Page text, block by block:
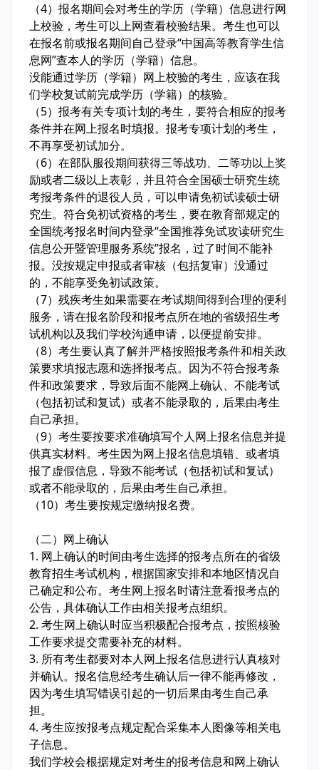
（4）报名期间会对考生的学历（学籍）信息进行网
上校验，考生可以上网查看校验结果。考生也可以
在报名前或报名期间自己登录“中国高等教育学生信
息网”查本人的学历（学籍）信息。
没能通过学历（学籍）网上校验的考生，应该在我
们学校复试前完成学历（学籍）的核验。
（5）报考有关专项计划的考生，要符合相应的报考
条件并在网上报名时填报。报考专项计划的考生，
不再享受初试加分。
（6）在部队服役期间获得三等战功、二等功以上奖
励或者二级以上表彰，并且符合全国硕士研究生统
考报考条件的退役人员，可以申请免初试读硕士研
究生。符合免初试资格的考生，要在教育部规定的
全国统考报名时间内登录“全国推荐免试攻读研究生
信息公开暨管理服务系统”报名，过了时间不能补
报。没按规定申报或者审核（包括复审）没通过
的，不能享受免初试政策。
（7）残疾考生如果需要在考试期间得到合理的便利
服务，请在报名阶段和报考点所在地的省级招生考
试机构以及我们学校沟通申请，以便提前安排。
（8）考生要认真了解并严格按照报考条件和相关政
策要求填报志愿和选择报考点。因为不符合报考条
件和政策要求，导致后面不能网上确认、不能考试
（包括初试和复试）或者不能录取的，后果由考生
自己承担。
（9）考生要按要求准确填写个人网上报名信息并提
供真实材料。考生因为网上报名信息填错、或者填
报了虚假信息，导致不能考试（包括初试和复试）
或者不能录取的，后果由考生自己承担。
（10）考生要按规定缴纳报名费。
（二）网上确认
1. 网上确认的时间由考生选择的报考点所在的省级
教育招生考试机构，根据国家安排和本地区情况自
己确定和公布。考生网上报名时请注意看报考点的
公告，具体确认工作由相关报考点组织。
2. 考生网上确认时应当积极配合报考点，按照核验
工作要求提交需要补充的材料。
3. 所有考生都要对本人网上报名信息进行认真核对
并确认。报名信息经考生确认后一律不能再修改，
因为考生填写错误引起的一切后果由考生自己承
担。
4. 考生应按报考点规定配合采集本人图像等相关电
子信息。
我们学校会根据规定对考生的报考信息和网上确认